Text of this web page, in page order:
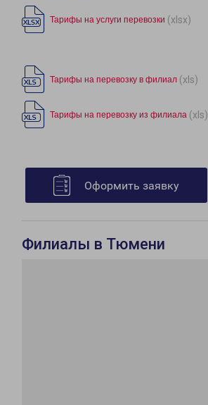
Тарифы на услуги перевозки (xlsx)
Тарифы на перевозку в филиал (xls)
Тарифы на перевозку из филиала (xls)
Оформить заявку
Филиалы в Тюмени